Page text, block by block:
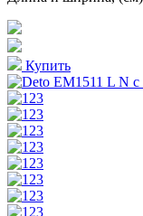
Купить